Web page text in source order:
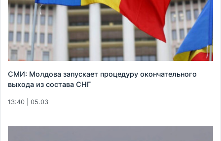
СМИ: Молдова запускает процедуру окончательного
выхода из состава СНГ
13:40 | 05.03